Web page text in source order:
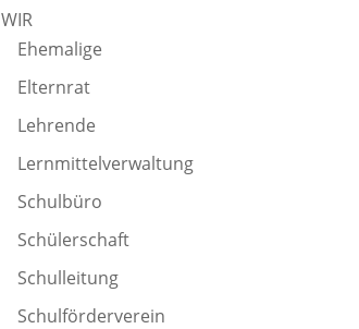
WIR
Ehemalige
Elternrat
Lehrende
Lernmittelverwaltung
Schulbüro
Schülerschaft
Schulleitung
Schulförderverein